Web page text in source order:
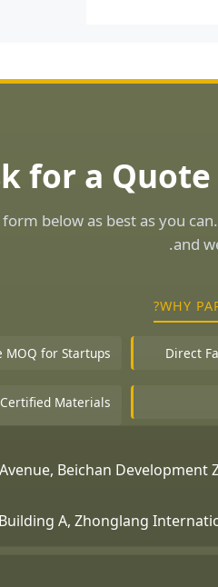
below as best as you
and
WHY
Direct
MOQ for Startups
Certified Materials
Beichan Development
A, Zhonglang